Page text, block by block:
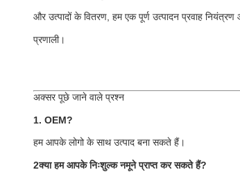
और उत्पादों के वितरण, हम एक पूर्ण उत्पादन प्रवाह
प्रणाली।
अक्सर पूछे जाने वाले प्रश्न
1. OEM?
हम आपके लोगो के साथ उत्पाद बना सकते हैं।
2क्या हम आपके निःशुल्क नमूने प्राप्त कर सकते हैं?